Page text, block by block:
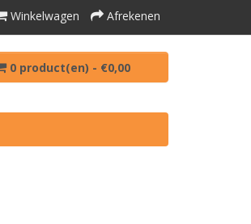
Winkelwagen Afrekenen
0 product(en) - €0,00